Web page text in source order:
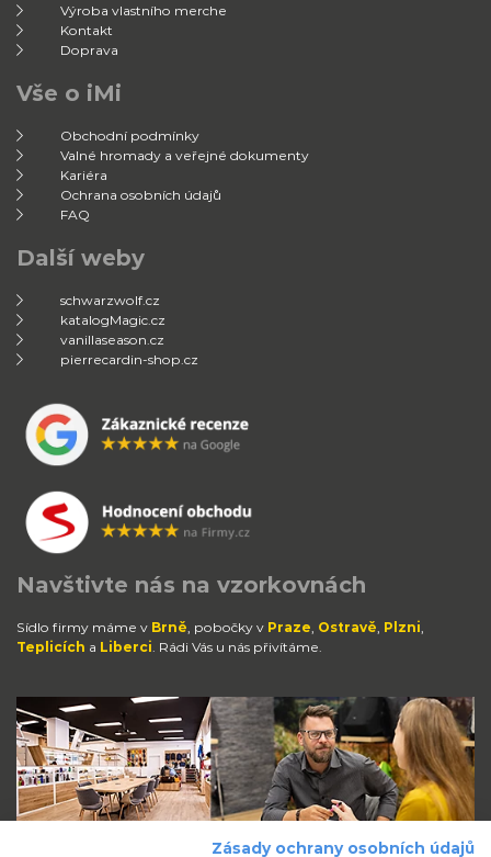
Výroba vlastního merche
Kontakt
Doprava
Vše o iMi
Obchodní podmínky
Valné hromady a veřejné dokumenty
Kariéra
Ochrana osobních údajů
FAQ
Další weby
schwarzwolf.cz
katalogMagic.cz
vanillaseason.cz
pierrecardin-shop.cz
Navštivte nás na vzorkovnách
Sídlo firmy máme v Brně , pobočky v Praze Ostravě Plzni
Teplicích a Liberci . Rádi Vás u nás přivítáme.
Zásady ochrany osobních údajů